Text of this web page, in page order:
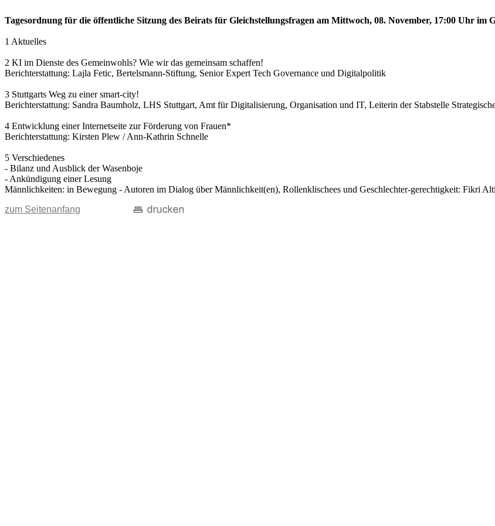
Tagesordnung für die öffentliche Sitzung des Beirats für Gleichstellungsfragen am Mittwoch, 08. November, 17:00 Uhr im
1 Aktuelles
2 KI im Dienste des Gemeinwohls? Wie wir das gemeinsam schaffen!
Berichterstattung: Lajla Fetic, Bertelsmann-Stiftung, Senior Expert Tech Governance und Digitalpolitik
3 Stuttgarts Weg zu einer smart-city!
Berichterstattung: Sandra Baumholz, LHS Stuttgart, Amt für Digitalisierung, Organisation und IT, Leiterin der Stabstelle
4 Entwicklung einer Internetseite zur Förderung von Frauen*
Berichterstattung: Kirsten Plew / Ann-Kathrin Schnelle
5 Verschiedenes
- Bilanz und Ausblick der Wasenboje
- Ankündigung einer Lesung
Männlichkeiten: in Bewegung - Autoren im Dialog über Männlichkeit(en), Rollenklischees und Geschlechter-gerechtigkeit: Fikri
zum Seitenanfang